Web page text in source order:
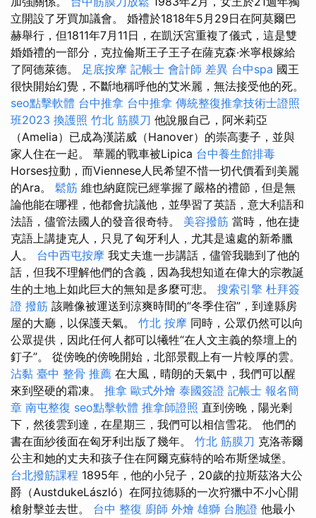
立開設了牙買加議會。 婚禮於1818年5月29日在阿莫爾巴
赫舉行，但1811年7月11日，在凱沃宮重複了儀式，這是雙
婚婚禮的一部分，克拉倫斯王子王子在薩克森·米寧根嫁給
了阿德萊德。 足底按摩 記帳士 會計師 差異 台中spa 國王
很快開始幻覺，不斷地稱呼他的艾米麗，無法接受他的死。
seo點擊軟體 台中推拿 台中推拿 傳統整復推拿技術士證照
班2023 換護照 竹北 筋膜刀 他說服自己，阿米莉亞
（Amelia）已成為漢諾威（Hanover）的崇高妻子，並與
家人住在一起。 華麗的戰車被Lipica 台中養生館排毒
Horses拉動，而Viennese人民希望不惜一切代價看到美麗
的Ara。 鬆筋 維也納庭院已經掌握了嚴格的禮節，但是無
論他能在哪裡，他都會抗議他，並學習了英語，意大利語和
法語，儘管法國人的發音很奇特。 美容撥筋 當時，他在捷
克語上講捷克人，只見了匈牙利人，尤其是遠處的新希臘
人。 台中西屯按摩 我丈夫進一步講話，儘管我聽到了他的
話，但我不理解他們的含義，因為我想知道在偉大的宗教誕
生的土地上如此巨大的無知是多麼可悲。 搜索引擎 杜拜簽
證 撥筋 該雕像被運送到涼爽時間的“冬季住宿”，到達縣房
屋的大廳，以保護天氣。 竹北 按摩 同時，公眾仍然可以向
公眾提供，因此任何人都可以犧牲“在人文主義的祭壇上的
釘子”。 從傍晚的傍晚開始，北部景觀上有一片較厚的雲。
沾黏 臺中 整骨 推薦 在大風，晴朗的天氣中，我們可以醒
來到堅硬的霜凍。 推拿 歐式外燴 泰國簽證 記帳士 報名簡
章 南屯整復 seo點擊軟體 推拿師證照 直到傍晚，陽光剩
下，然後雲到達，在星期三，我們可以相信雪花。 他們的
書在面紗後面在匈牙利出版了幾年。 竹北 筋膜刀 克洛蒂爾
公主和她的丈夫和孩子住在阿爾克蘇特的哈布斯堡城堡。
台北撥筋課程 1895年，他的小兒子，20歲的拉斯茲洛大公
爵（AustdukeLászló）在阿拉德縣的一次狩獵中不小心開
槍射擊並去世。 台中 整復 廚師 外燴 雄獅 台胞證 他最小